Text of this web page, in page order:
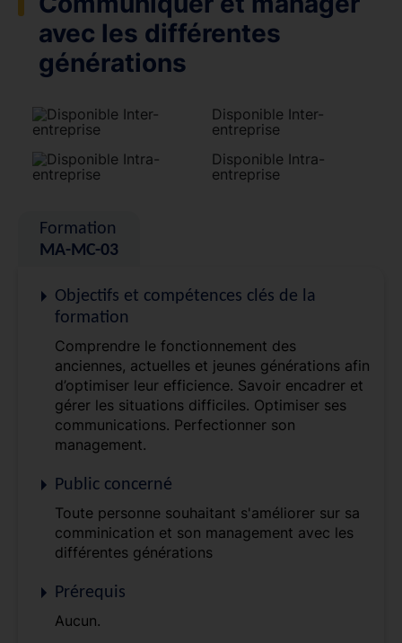
avec les différentes
générations
Disponible Inter-
entreprise
Disponible Intra-
entreprise
Formation
MA-MC-03
Objectifs et compétences clés de la
formation
Comprendre le fonctionnement des
anciennes, actuelles et jeunes générations afin
d’optimiser leur efficience. Savoir encadrer et
gérer les situations difficiles. Optimiser ses
communications. Perfectionner son
management.
Public concerné
Toute personne souhaitant s'améliorer sur sa
comminication et son management avec les
différentes générations
Prérequis
Aucun.